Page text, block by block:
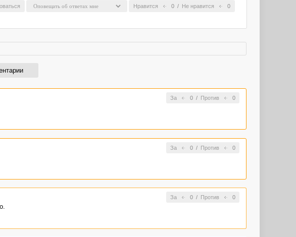
Нравится 0 / Не нравится 0
За 0/ Против 0
За 0/ Против 0
За 0/ Против 0